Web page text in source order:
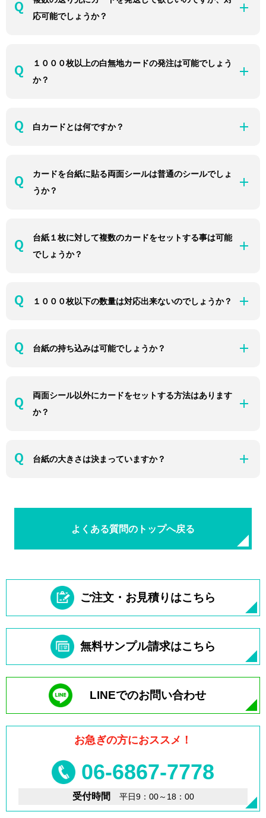
応可能でしょうか？
１０００枚以上の白無地カードの発注は可能でしょう
か？
白カードとは何ですか？
カードを台紙に貼る両面シールは普通のシールでしょ
うか？
台紙１枚に対して複数のカードをセットする事は可能
でしょうか？
１０００枚以下の数量は対応出来ないのでしょうか？
台紙の持ち込みは可能でしょうか？
両面シール以外にカードをセットする方法はあります
か？
台紙の大きさは決まっていますか？
よくある質問のトップへ戻る
ご注文・お見積りはこちら
無料サンプル請求はこちら
LINEでのお問い合わせ
お急ぎの方におススメ！
06-6867-7778
受付時間 平日9：00～18：00